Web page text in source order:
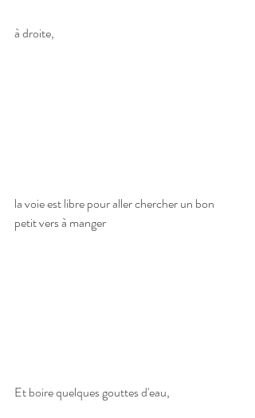
à droite,
la voie est libre pour aller chercher un bon
petit vers à manger
Et boire quelques gouttes d'eau,